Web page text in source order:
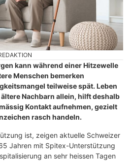
kann während einer Hitzewelle
Menschen bemerken
teilweise spät. Leben
Nachbarn allein, hilft deshalb
Kontakt aufnehmen, gezielt
rasch handeln.
ist, zeigen aktuelle Schweizer
Jahren mit Spitex-Unterstützung
an sehr heissen Tagen